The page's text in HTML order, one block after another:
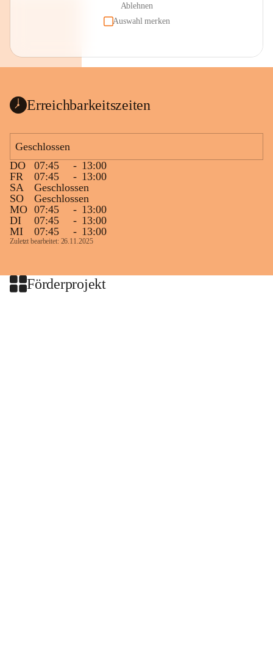
Ablehnen
Auswahl merken
Erreichbarkeitszeiten
Geschlossen
DO
07:45 - 13:00
FR
07:45 - 13:00
SA
Geschlossen
SO
Geschlossen
MO 07:45 - 13:00
DI
07:45 - 13:00
MI
07:45 - 13:00
Zuletzt bearbeitet: 26.11.2025
Förderprojekt